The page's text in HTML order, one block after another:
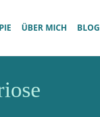
ÜBER MICH BLOG